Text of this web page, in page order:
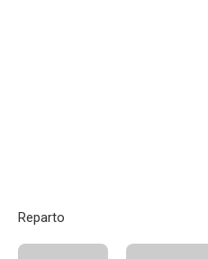
Reparto